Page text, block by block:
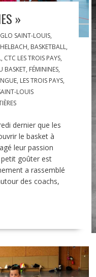
»
SAINT-LOUIS,
, BASKETBALL,
, CTC LES TROIS PAYS,
BASKET, FÉMININES,
, LES TROIS PAYS,
LOUIS
dernier que les
le basket à
leur passion
goûter est
a rassemblé
des coachs,